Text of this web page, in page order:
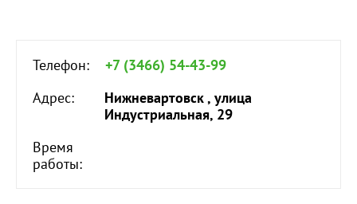
Телефон:
+7 (3466) 54-43-99
Адрес:
Нижневартовск , улица
Индустриальная, 29
Время
работы: